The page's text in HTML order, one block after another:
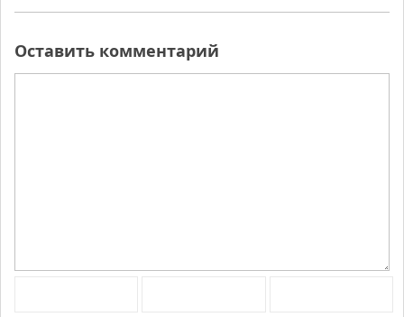
Оставить комментарий